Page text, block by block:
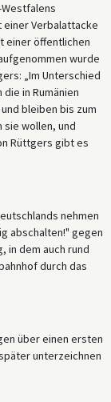
einer Verbalattacke
einer öffentlichen
wurde
„Im Unterschied
in Rumänien
bleiben bis zum
sie wollen, und
Rüttgers gibt es
nehmen
abschalten!" gegen
in dem auch rund
durch das
über einen ersten
unterzeichnen